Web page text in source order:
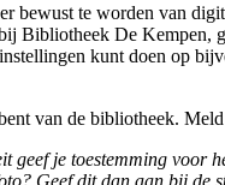
bewust te worden van
Bibliotheek De Kempen,
kunt doen op
van de bibliotheek.
geef je toestemming voor
Geef dit dan aan bij de